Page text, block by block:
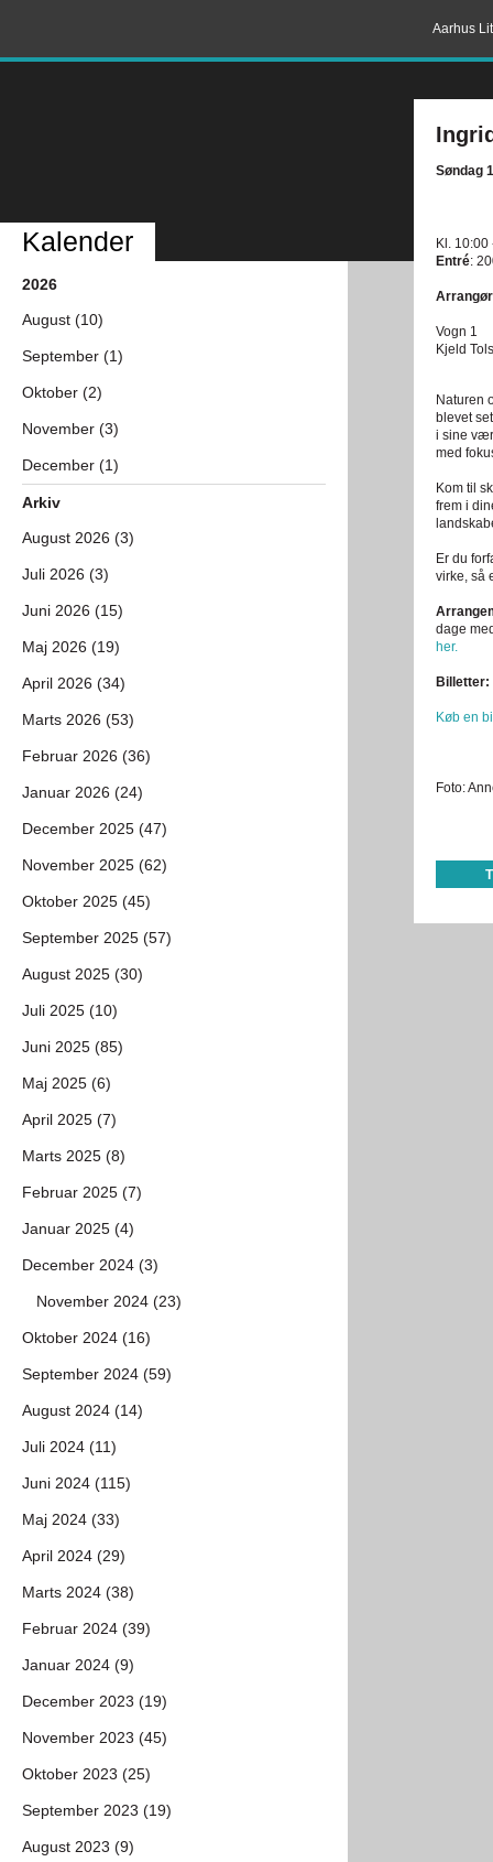
Aarhus
Søndag
Kl. 10:00
Entré:
Vogn 1
Kjeld
Naturen
blevet
i sine
med
Kom til
frem i
Er du
virke, så
dage
her.
Billetter:
Køb en
Foto:
Kalender
2026
August (10)
September (1)
Oktober (2)
November (3)
December (1)
Arkiv
August 2026 (3)
Juli 2026 (3)
Juni 2026 (15)
Maj 2026 (19)
April 2026 (34)
Marts 2026 (53)
Februar 2026 (36)
Januar 2026 (24)
December 2025 (47)
November 2025 (62)
Oktober 2025 (45)
September 2025 (57)
August 2025 (30)
Juli 2025 (10)
Juni 2025 (85)
Maj 2025 (6)
April 2025 (7)
Marts 2025 (8)
Februar 2025 (7)
Januar 2025 (4)
December 2024 (3)
November 2024 (23)
Oktober 2024 (16)
September 2024 (59)
August 2024 (14)
Juli 2024 (11)
Juni 2024 (115)
Maj 2024 (33)
April 2024 (29)
Marts 2024 (38)
Februar 2024 (39)
Januar 2024 (9)
December 2023 (19)
November 2023 (45)
Oktober 2023 (25)
September 2023 (19)
August 2023 (9)